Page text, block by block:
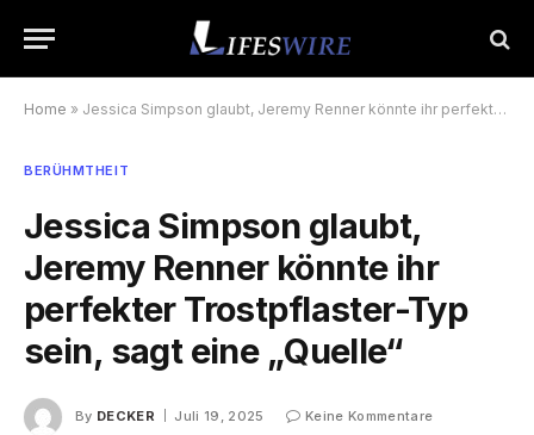
Home » Jessica Simpson glaubt, Jeremy Renner könnte ihr perfekter Trostpflaster-Typ sein, sagt eine „Quelle“
BERÜHMTHEIT
Jessica Simpson glaubt,
Jeremy Renner könnte ihr
perfekter Trostpflaster-Typ
sein, sagt eine „Quelle“
By DECKER Juli 19, 2025
Keine Kommentare